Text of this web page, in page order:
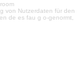
von Nutzerdaten für den
de es fau g o-genormt,